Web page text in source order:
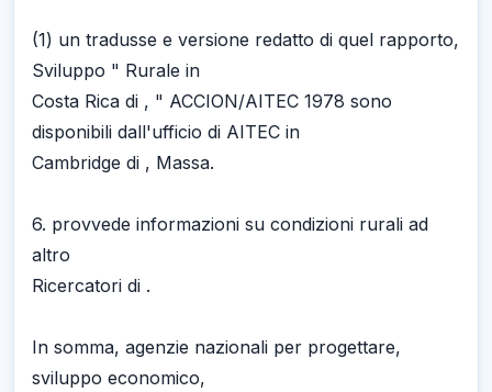
(1) un tradusse e versione redatto di quel rapporto,
Sviluppo " Rurale in
Costa Rica di , " ACCION/AITEC 1978 sono
disponibili dall'ufficio di AITEC in
Cambridge di , Massa.
6. provvede informazioni su condizioni rurali ad
altro
Ricercatori di .
In somma, agenzie nazionali per progettare,
sviluppo economico,